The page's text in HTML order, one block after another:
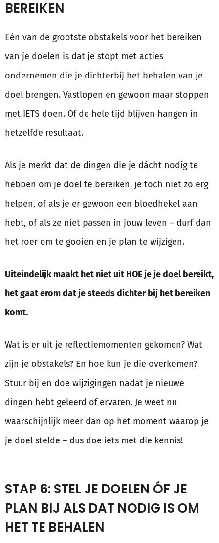
BEREIKEN
Eén van de grootste obstakels voor het bereiken
van je doelen is dat je stopt met acties
ondernemen die je dichterbij het behalen van je
doel brengen. Vastlopen en gewoon maar stoppen
met IETS doen. Of de hele tijd blijven hangen in
hetzelfde resultaat.
Als je merkt dat de dingen die je dácht nodig te
hebben om je doel te bereiken, je toch niet zo erg
helpen, of als je er gewoon een bloedhekel aan
hebt, of als ze niet passen in jouw leven – durf dan
het roer om te gooien en je plan te wijzigen.
Uiteindelijk maakt het niet uit HOE je je doel bereikt,
het gaat erom dat je steeds dichter bij het bereiken
komt.
Wat is er uit je reflectiemomenten gekomen? Wat
zijn je obstakels? En hoe kun je die overkomen?
Stuur bij en doe wijzigingen nadat je nieuwe
dingen hebt geleerd of ervaren. Je weet nu
waarschijnlijk meer dan op het moment waarop je
je doel stelde – dus doe iets met die kennis!
STAP 6: STEL JE DOELEN ÓF JE
PLAN BIJ ALS DAT NODIG IS OM
HET TE BEHALEN